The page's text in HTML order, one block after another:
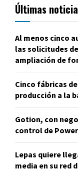
Últimas
Al menos cinco
las solicitudes
ampliación de
Cinco fábricas
producción a la
Gotion, con
control de
Lepas quiere
media en su red